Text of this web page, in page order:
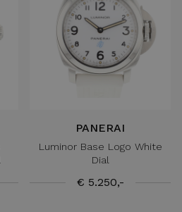
PANERAI
Luminor Base Logo White
Dial
€ 5.250,-